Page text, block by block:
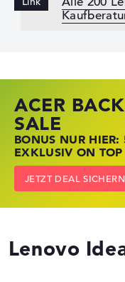
ACER
SALE
BONUS NUR HIER:
EXKLUSIV ON TOP
JETZT DEAL SICHERN
HP STORE
JETZT ZUGREIFEN:
KRÄFTIG
ZU DEN HP
LENOVO
NOTEBOOKS BEI
KRÄFTIG
LENOVO DEALS
Lenovo